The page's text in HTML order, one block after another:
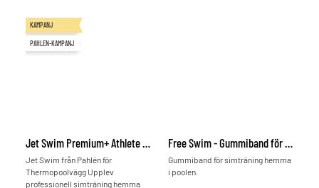
KAMPANJ
PAHLEN-KAMPANJ
Jet Swim Premium+ Athlete för Thermopool
Jet Swim från Pahlén för
Thermopoolvägg Upplev
professionell simträning hemma
Free Swim - Gummiband för simträning
Gummiband för simträning hemma
i poolen.